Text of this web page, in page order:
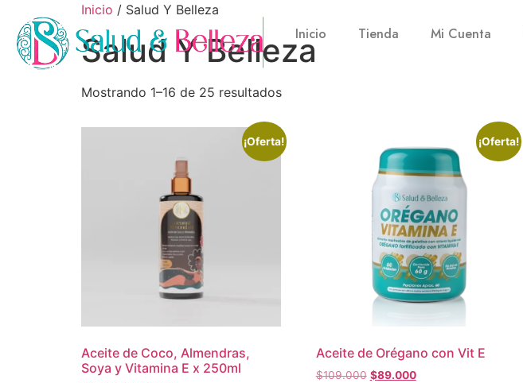
Inicio Tienda Mi Cuenta
Inicio / Salud Y Belleza
Salud Y Belleza
Mostrando 1–16 de 25 resultados
¡Oferta!
Aceite de Coco, Almendras,
Soya y Vitamina E x 250ml
¡Oferta!
Aceite de Orégano con Vit E
$109.000 $89.000